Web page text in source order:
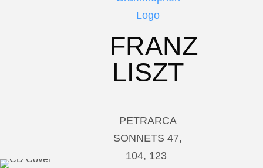
FRANZ
LISZT
PETRARCA
SONNETS 47,
104, 123